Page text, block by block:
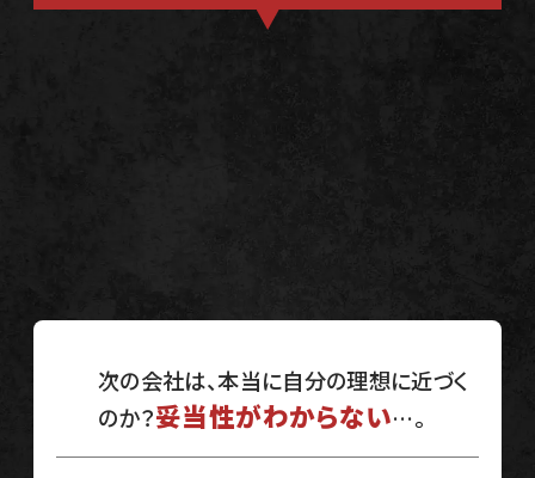
次の会社は、本当に自分の理想に近づく
のか？妥当性がわからない…。